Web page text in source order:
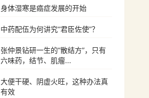
身体湿寒是癌症发展的开始
中药配伍为何讲究“君臣佐使”？
张仲景钻研一生的“散结方”，只有
六味药，结节、肌瘤...
大便干硬、阴虚火旺，这种办法真
有效